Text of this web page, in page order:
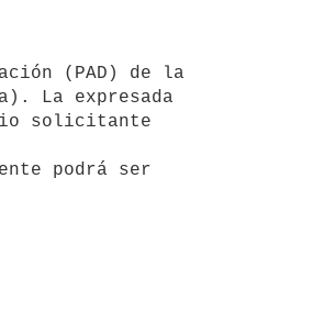
La expresada
solicitante